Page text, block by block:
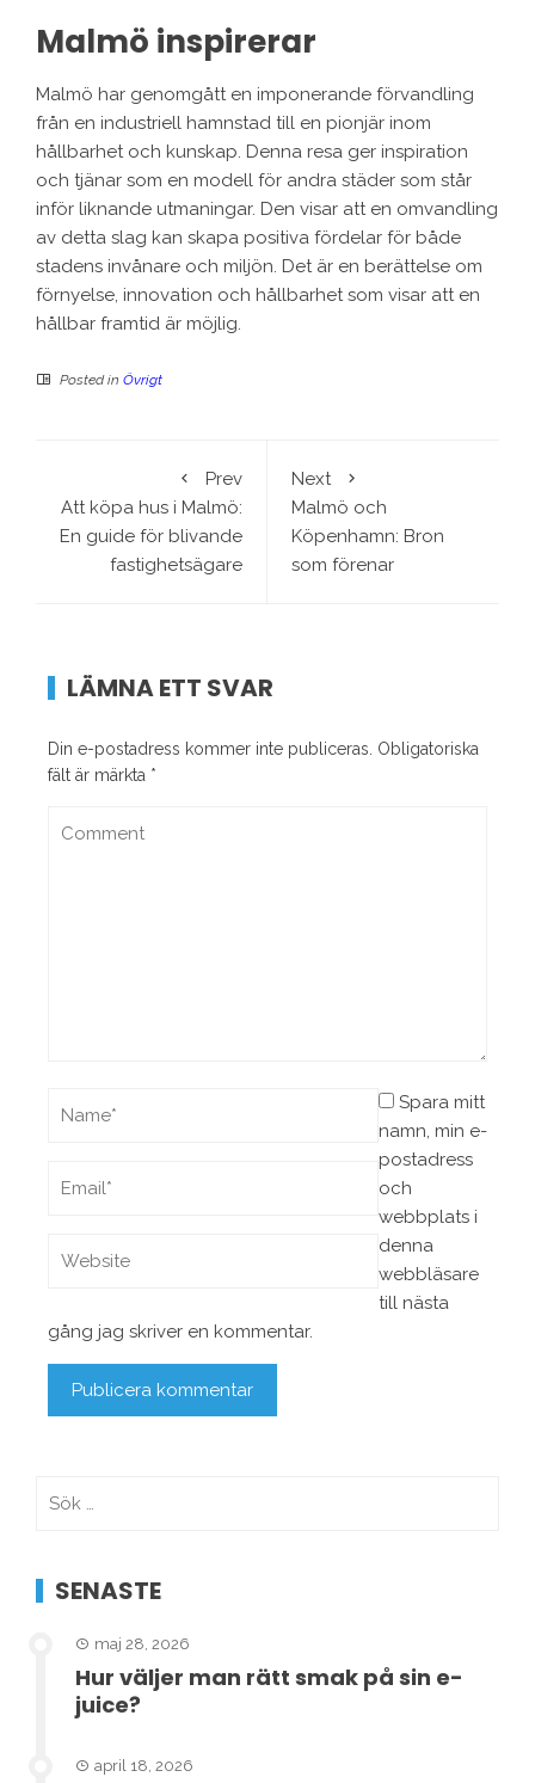
Malmö inspirerar
Malmö har genomgått en imponerande förvandling
från en industriell hamnstad till en pionjär inom
hållbarhet och kunskap. Denna resa ger inspiration
och tjänar som en modell för andra städer som står
inför liknande utmaningar. Den visar att en omvandling
av detta slag kan skapa positiva fördelar för både
stadens invånare och miljön. Det är en berättelse om
förnyelse, innovation och hållbarhet som visar att en
hållbar framtid är möjlig.
Posted in Övrigt
Prev
Att köpa hus i Malmö:
En guide för blivande
fastighetsägare
Next
Malmö och
Köpenhamn: Bron
som förenar
LÄMNA ETT SVAR
Din e-postadress kommer inte publiceras. Obligatoriska
fält är märkta *
Spara mitt
namn, min e-
postadress
och
webbplats i
denna
webbläsare
till nästa
gång jag skriver en kommentar.
SENASTE
maj 28, 2026
Hur väljer man rätt smak på sin e-
juice?
april 18, 2026